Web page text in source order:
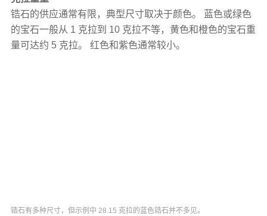
锆石的供应通常有限，典型尺寸取决于颜色。 蓝色或绿色
的宝石一般从 1 克拉到 10 克拉不等，黄色和橙色的宝石重
量可达约 5 克拉。 红色和紫色通常较小。
锆石有多种尺寸，但示例中 28.15 克拉的蓝色锆石并不多见。